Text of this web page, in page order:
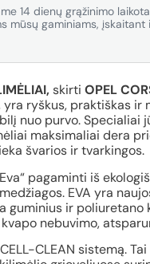
14 dienų grąžinimo
mūsų gaminiams, įskaitant
skirti OPEL
ryškus, praktiškas ir
nuo purvo. Specialiai
maksimaliai dera
švarios ir tvarkingos.
pagaminti iš
EVA yra
guminius ir poliuretano
nebuvimo,
CLEAN sistemą.